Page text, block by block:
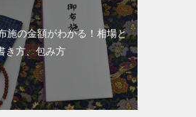
施の金額がわかる！相場と
き方、包み方